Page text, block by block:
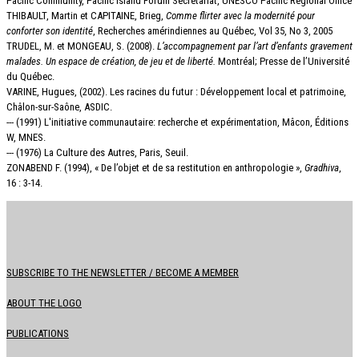
THIBAULT, Martin et CAPITAINE, Brieg, Comme flirter avec la modernité pour
conforter son identité, Recherches amérindiennes au Québec, Vol 35, No 3, 2005
TRUDEL, M. et MONGEAU, S. (2008). L’accompagnement par l’art d’enfants gravement
malades. Un espace de création, de jeu et de liberté. Montréal; Presse de l’Université
du Québec.
VARINE, Hugues, (2002). Les racines du futur : Développement local et patrimoine,
Châlon-sur-Saône, ASDIC.
--- (1991) L'initiative communautaire: recherche et expérimentation, Mâcon, Éditions
W, MNES.
--- (1976) La Culture des Autres, Paris, Seuil.
ZONABEND F. (1994), « De l’objet et de sa restitution en anthropologie », Gradhiva,
16 : 3-14.
SUBSCRIBE TO THE NEWSLETTER / BECOME A MEMBER
ABOUT THE LOGO
PUBLICATIONS